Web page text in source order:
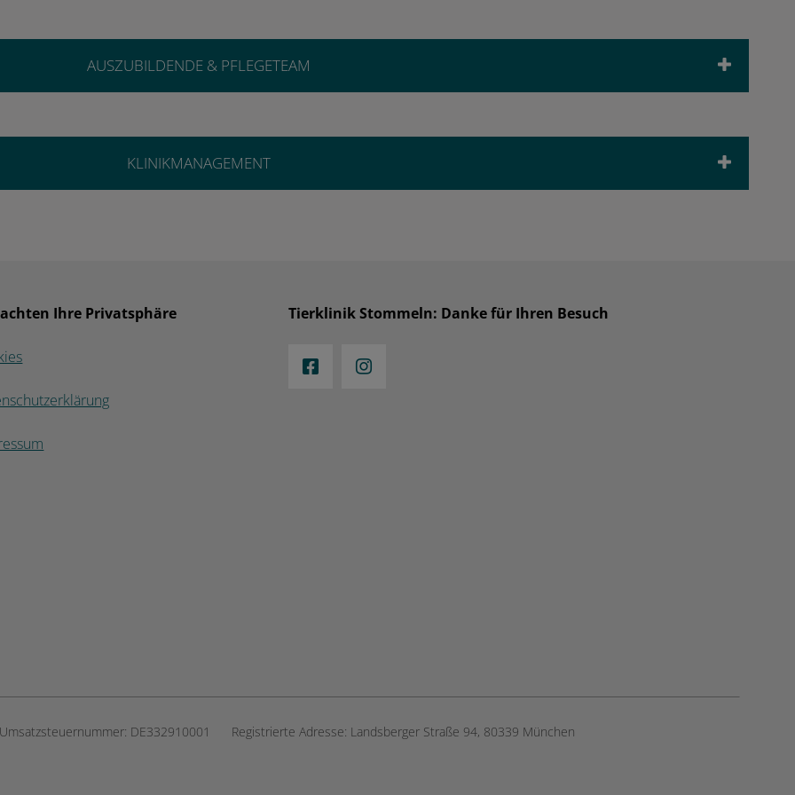
AUSZUBILDENDE & PFLEGETEAM
KLINIKMANAGEMENT
Ihre Privatsphäre Tierklinik Stommeln: Danke für Ihren Besuch
Umsatzsteuernummer: DE332910001 Registrierte Adresse: Landsberger Straße 94, 80339 München